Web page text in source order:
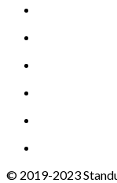
© 2019-2023